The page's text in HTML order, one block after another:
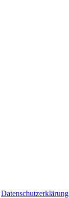
Datenschutzerklärung